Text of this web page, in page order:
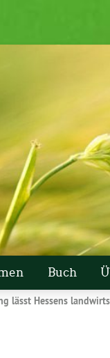
Buch
lässt Hessens